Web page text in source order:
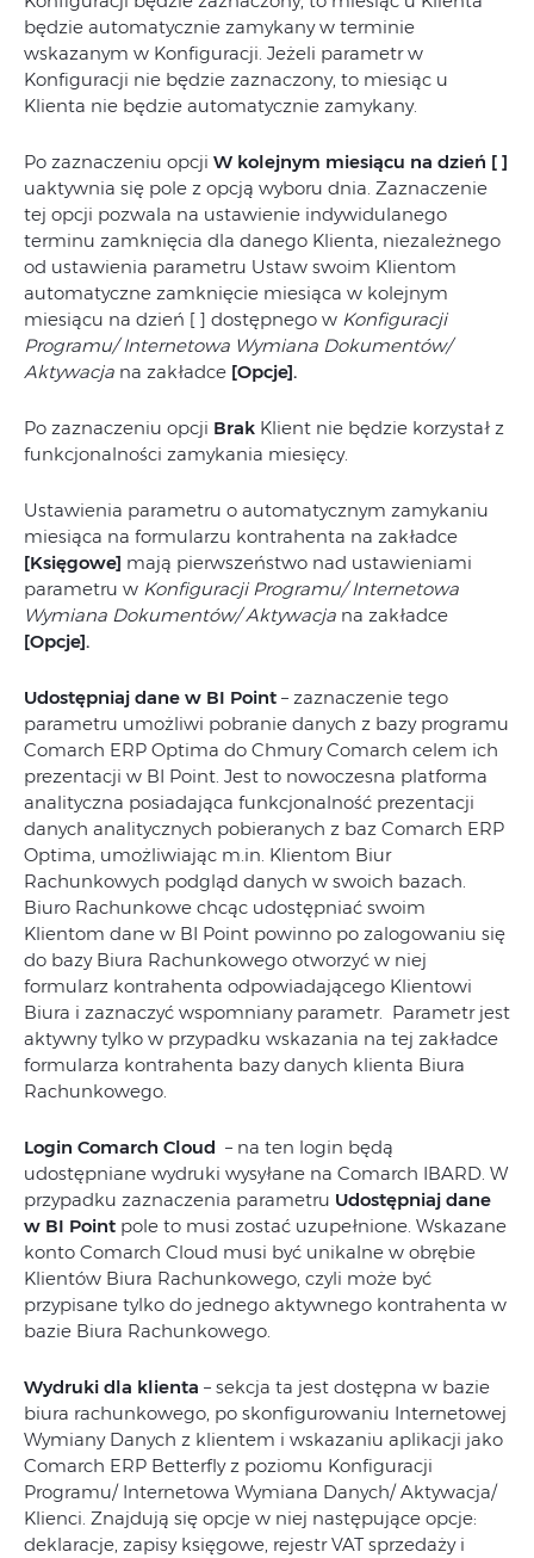
będzie automatycznie zamykany w terminie
wskazanym w Konfiguracji. Jeżeli parametr w
Konfiguracji nie będzie zaznaczony, to miesiąc u
Klienta nie będzie automatycznie zamykany.
Po zaznaczeniu opcji W kolejnym miesiącu na dzień [ ]
uaktywnia się pole z opcją wyboru dnia. Zaznaczenie
tej opcji pozwala na ustawienie indywidulanego
terminu zamknięcia dla danego Klienta, niezależnego
od ustawienia parametru Ustaw swoim Klientom
automatyczne zamknięcie miesiąca w kolejnym
miesiącu na dzień [ ] dostępnego w Konfiguracji
Programu/ Internetowa Wymiana Dokumentów/
Aktywacja na zakładce [Opcje].
Po zaznaczeniu opcji Brak Klient nie będzie korzystał z
funkcjonalności zamykania miesięcy.
Ustawienia parametru o automatycznym zamykaniu
miesiąca na formularzu kontrahenta na zakładce
[Księgowe] mają pierwszeństwo nad ustawieniami
parametru w Konfiguracji Programu/ Internetowa
Wymiana Dokumentów/ Aktywacja na zakładce
[Opcje].
Udostępniaj dane w BI Point – zaznaczenie tego
parametru umożliwi pobranie danych z bazy programu
Comarch ERP Optima do Chmury Comarch celem ich
prezentacji w BI Point. Jest to nowoczesna platforma
analityczna posiadająca funkcjonalność prezentacji
danych analitycznych pobieranych z baz Comarch ERP
Optima, umożliwiając m.in. Klientom Biur
Rachunkowych podgląd danych w swoich bazach.
Biuro Rachunkowe chcąc udostępniać swoim
Klientom dane w BI Point powinno po zalogowaniu się
do bazy Biura Rachunkowego otworzyć w niej
formularz kontrahenta odpowiadającego Klientowi
Biura i zaznaczyć wspomniany parametr. Parametr jest
aktywny tylko w przypadku wskazania na tej zakładce
formularza kontrahenta bazy danych klienta Biura
Rachunkowego.
Login Comarch Cloud – na ten login będą
udostępniane wydruki wysyłane na Comarch IBARD. W
przypadku zaznaczenia parametru Udostępniaj dane
w BI Point pole to musi zostać uzupełnione. Wskazane
konto Comarch Cloud musi być unikalne w obrębie
Klientów Biura Rachunkowego, czyli może być
przypisane tylko do jednego aktywnego kontrahenta w
bazie Biura Rachunkowego.
Wydruki dla klienta – sekcja ta jest dostępna w bazie
biura rachunkowego, po skonfigurowaniu Internetowej
Wymiany Danych z klientem i wskazaniu aplikacji jako
Comarch ERP Betterfly z poziomu Konfiguracji
Programu/ Internetowa Wymiana Danych/ Aktywacja/
Klienci. Znajdują się opcje w niej następujące opcje:
deklaracje, zapisy księgowe, rejestr VAT sprzedaży i